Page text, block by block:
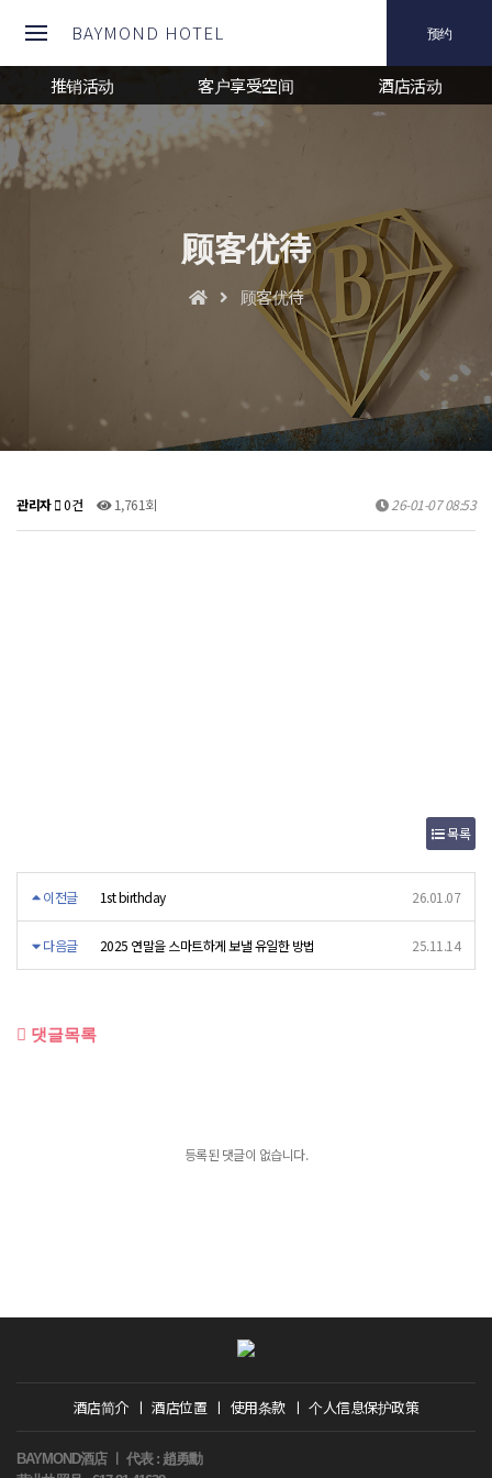
BAYMOND HOTEL 预约
推销活动 客户享受空间 酒店活动
顾客优待
顾客优待
관리자 0건 1,761회 26-01-07 08:53
목록
이전글 1st birthday 26.01.07
다음글 2025 연말을 스마트하게 보낼 유일한 방법 25.11.14
댓글목록
등록된 댓글이 없습니다.
酒店简介 ㅣ 酒店位置 ㅣ 使用条款 ㅣ 个人信息保护政策
BAYMOND酒店 ㅣ 代表 : 趙勇勳